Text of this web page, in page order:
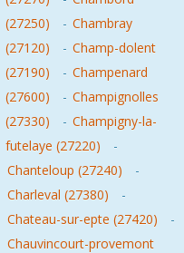
(27250)
- Chambray
(27120)
- Champ-dolent
(27190)
- Champenard
(27600)
- Champignolles
(27330)
- Champigny-la-
futelaye (27220)
-
Chanteloup (27240)
-
Charleval (27380)
-
Chateau-sur-epte (27420)
-
Chauvincourt-provemont